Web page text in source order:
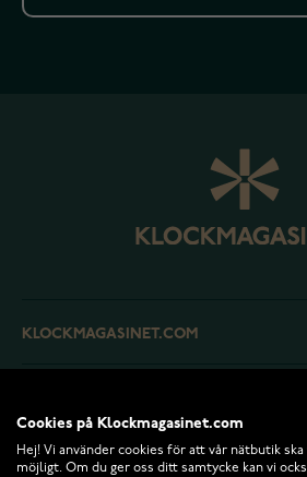
KLOCKMAGASINET.COM
RETURER OCH VILLKOR
Cookies på Klockmagasinet.com
Hej! Vi använder cookies för att vår nätbutik
möjligt. Om du ger oss ditt samtycke kan vi